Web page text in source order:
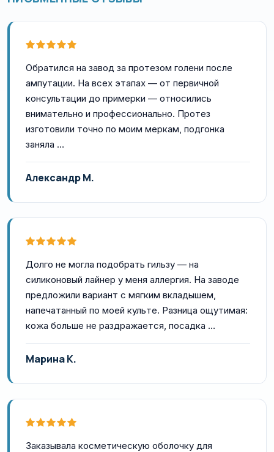
Обратился на завод за протезом голени после
ампутации. На всех этапах — от первичной
консультации до примерки — относились
внимательно и профессионально. Протез
изготовили точно по моим меркам, подгонка
заняла …
Александр М.
Долго не могла подобрать гильзу — на
силиконовый лайнер у меня аллергия. На заводе
предложили вариант с мягким вкладышем,
напечатанный по моей культе. Разница ощутимая:
кожа больше не раздражается, посадка …
Марина К.
Заказывала косметическую оболочку для